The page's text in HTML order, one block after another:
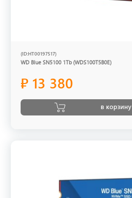
(ID:HT00197517)
WD Blue SN5100 1Tb (WDS100T5B0E)
₽ 13 380
в корзину